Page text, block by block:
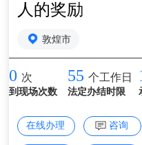
人的奖励
敦煌市
0 次
到现场次数
55 个工作日
法定办结时限
在线办理 咨询